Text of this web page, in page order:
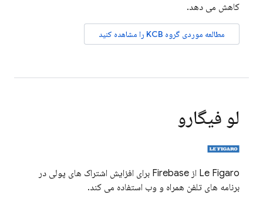
کاهش می دهد.
مطالعه موردی گروه KCB را مشاهده کنید
لو فیگارو
Le Figaro از Firebase برای افزایش اشتراک های پولی در
برنامه های تلفن همراه و وب استفاده می کند.